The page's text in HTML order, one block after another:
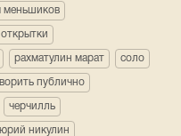
меньшиков
открытки
рахматулин марат соло
публично
черчилль
юрий никулин